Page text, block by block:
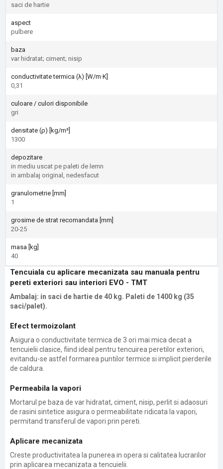
saci de hartie
aspect
pulbere
baza
var hidratat; ciment; nisip
conductivitate termica (λ) [W/m·K]
0,31
culoare / culori disponibile
gri
densitate (ρ) [kg/m³]
1300
depozitare
in mediu uscat pe paleti de lemn
in ambalaj original, nedesfacut
granulometrie [mm]
1
grosime de strat recomandata [mm]
20-25
masa [kg]
40
Tencuiala cu aplicare mecanizata sau manuala pentru
pereti exteriori sau interiori EVO - TMT
Ambalaj: in saci de hartie de 40 kg. Paleti de 1400 kg (35
saci/palet).
Efect termoizolant
Asigura o conductivitate termica de 3 ori mai mica decat a
tencuielii clasice, fiind ideal pentru tencuirea peretilor exteriori,
evitandu-se astfel formarea puntilor termice si implicit pierderile
de caldura.
Permeabila la vapori
Mortarul pe baza de var hidratat, ciment, nisip, perlit si adaosuri
de rasini sintetice asigura o permeabilitate ridicata la vapori,
permitand transferul de vapori prin pereti.
Aplicare mecanizata
Creste productivitatea la punerea in opera si calitatea lucrarilor
prin aplicarea mecanizata a tencuielii.